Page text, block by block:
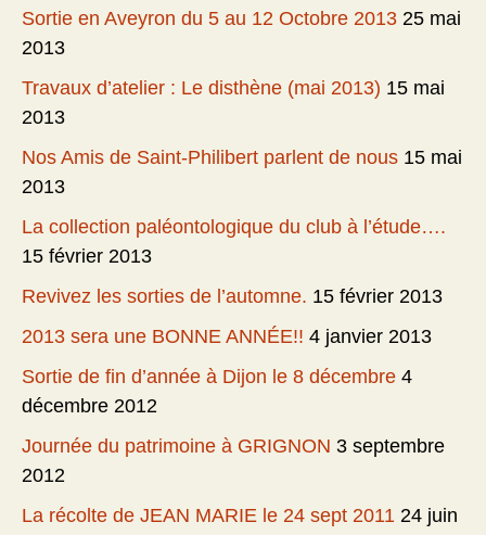
Sortie en Aveyron du 5 au 12 Octobre 2013 25 mai
2013
Travaux d’atelier : Le disthène (mai 2013) 15 mai
2013
Nos Amis de Saint-Philibert parlent de nous 15 mai
2013
La collection paléontologique du club à l’étude….
15 février 2013
Revivez les sorties de l’automne. 15 février 2013
2013 sera une BONNE ANNÉE!! 4 janvier 2013
Sortie de fin d’année à Dijon le 8 décembre 4
décembre 2012
Journée du patrimoine à GRIGNON 3 septembre
2012
La récolte de JEAN MARIE le 24 sept 2011 24 juin